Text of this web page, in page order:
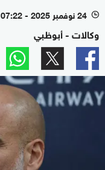
l 24 نوفمبر 2025 - 07:22 بتوقيت أبوظبي
وكالات - أبوظبي